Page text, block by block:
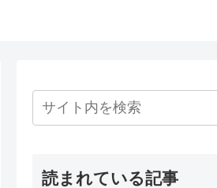
読まれている記事